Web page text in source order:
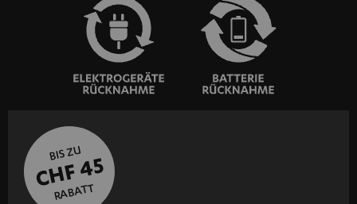
BIS ZU
CHF 45
RABATT